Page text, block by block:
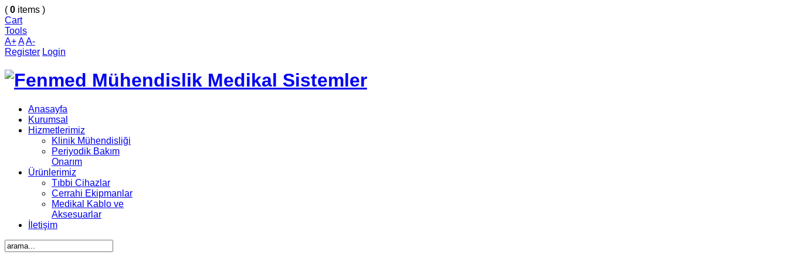
( 0 items )
Cart
Tools
A+AA-
Register Login
Anasayfa
Kurumsal
Hizmetlerimiz
Klinik Mühendisliği
Periyodik Bakım
Onarım
Ürünlerimiz
Tıbbi Cihazlar
Cerrahi Ekipmanlar
Medikal Kablo ve
Aksesuarlar
İletişim